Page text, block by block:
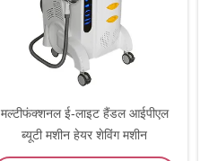
मल्टीफंक्शनल ई-लाइट हैंडल आईपीएल
ब्यूटी मशीन हेयर शेविंग मशीन